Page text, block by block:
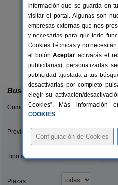
Casa de La
Blanca
Buscar
Comunidades:
Provincias/Islas:
Tipo alquiler:
Plazas:
información que se guarda en
visitar el portal. Algunas son
empresas externas que nos
y necesarias para que todo
Cookies Técnicas y no
el botónAceptar activarás el
publicitarias), personalizadas
publicidad ajustada a tus
desactivarlas por completo
elegir su activación/
Cookies”. Más información
COOKIES.